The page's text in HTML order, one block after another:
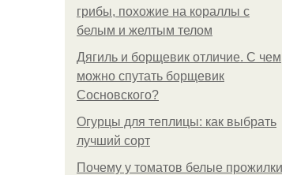
грибы, похожие на кораллы с
белым и желтым телом
Дягиль и борщевик отличие. С чем
можно спутать борщевик
Сосновского?
Огурцы для теплицы: как выбрать
лучший сорт
Почему у томатов белые